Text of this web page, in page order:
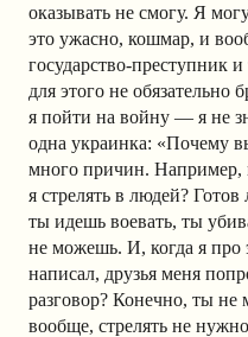
оказывать не смогу. Я
это ужасно, кошмар, и
государство-преступник
для этого не обязательно
я пойти на войну — я не
одна украинка: «Почему
много причин.
я стрелять в людей?
ты идешь воевать, ты
не можешь. И, когда я про
написал, друзья меня
разговор? Конечно, ты
вообще, стрелять не